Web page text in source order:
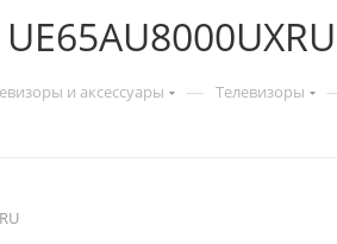
и аксессуары — Телевизоры